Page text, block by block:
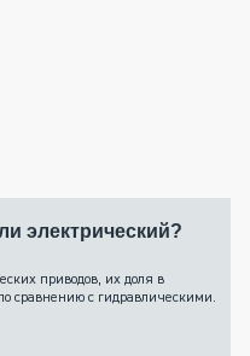
электрический?
приводов, их доля в
сравнению с гидравлическими.